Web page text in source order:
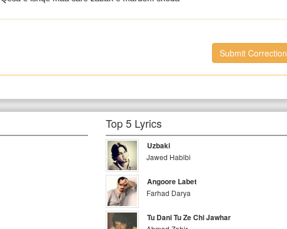
Submit Correction
Top 5 Lyrics
Uzbaki
Jawed Habibi
Angoore Labet
Farhad Darya
Tu Dani Tu Ze Chi Jawhar